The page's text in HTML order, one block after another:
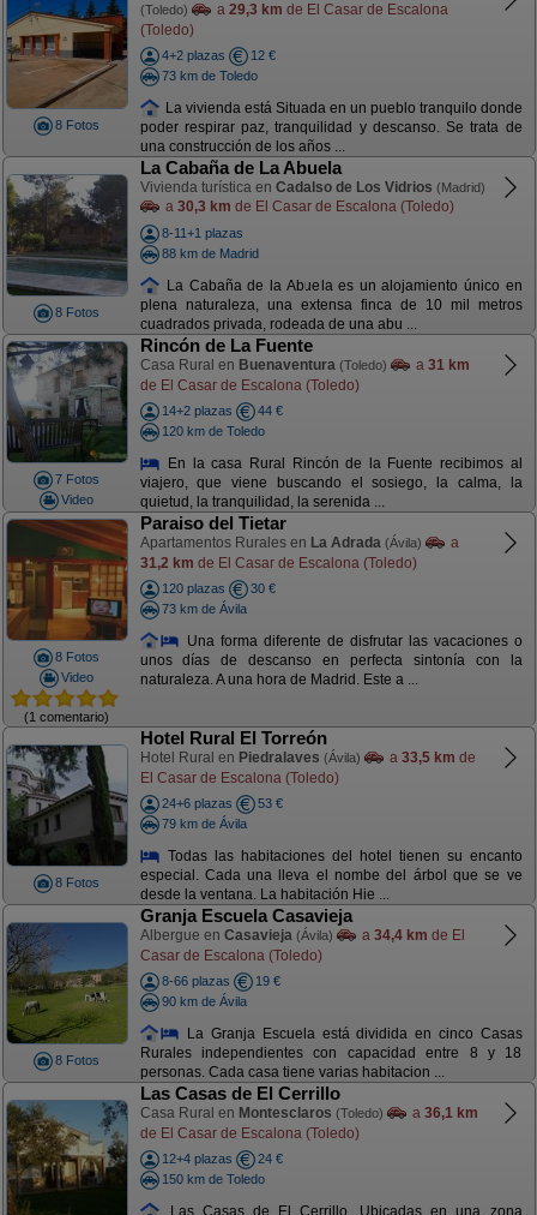
8 Fotos
(Toledo) a 29,3 km de El Casar de Escalona
(Toledo)
4+2 plazas
12 €
73 km de Toledo
La vivienda está Situada en un pueblo tranquilo donde
poder respirar paz, tranquilidad y descanso. Se trata de
una construcción de los años ...
8 Fotos
La Cabaña de La Abuela
Vivienda turística en Cadalso de Los Vidrios (Madrid)
a 30,3 km de El Casar de Escalona (Toledo)
8-11+1 plazas
88 km de Madrid
La Cabaña de la Abuela es un alojamiento único en
plena naturaleza, una extensa finca de 10 mil metros
cuadrados privada, rodeada de una abu ...
7 Fotos
Video
Rincón de La Fuente
Casa Rural en Buenaventura (Toledo) a 31 km
de El Casar de Escalona (Toledo)
14+2 plazas
44 €
120 km de Toledo
En la casa Rural Rincón de la Fuente recibimos al
viajero, que viene buscando el sosiego, la calma, la
quietud, la tranquilidad, la serenida ...
8 Fotos
Video
(1 comentario)
Paraiso del Tietar
Apartamentos Rurales en La Adrada (Ávila)
a
31,2 km de El Casar de Escalona (Toledo)
120 plazas
30 €
73 km de Ávila
Una forma diferente de disfrutar las vacaciones o
unos días de descanso en perfecta sintonía con la
naturaleza. A una hora de Madrid. Este a ...
8 Fotos
Hotel Rural El Torreón
Hotel Rural en Piedralaves (Ávila) a 33,5 km de
El Casar de Escalona (Toledo)
24+6 plazas
53 €
79 km de Ávila
Todas las habitaciones del hotel tienen su encanto
especial. Cada una lleva el nombe del árbol que se ve
desde la ventana. La habitación Hie ...
8 Fotos
Granja Escuela Casavieja
Albergue en Casavieja (Ávila) a 34,4 km de El
Casar de Escalona (Toledo)
8-66 plazas
19 €
90 km de Ávila
La Granja Escuela está dividida en cinco Casas
Rurales independientes con capacidad entre 8 y 18
personas. Cada casa tiene varias habitacion ...
Las Casas de El Cerrillo
Casa Rural en Montesclaros (Toledo) a 36,1 km
de El Casar de Escalona (Toledo)
12+4 plazas
24 €
150 km de Toledo
Las Casas de El Cerrillo. Ubicadas en una zona